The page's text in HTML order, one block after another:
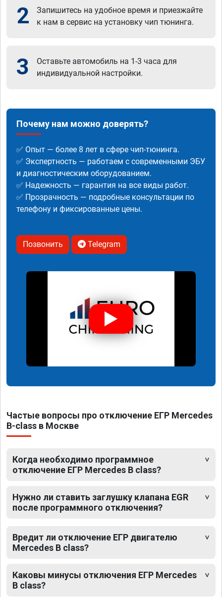
2
Запишитесь на удобное время и приезжайте
к нам в сервис на установку чип тюнинга.
3
Оставьте автомобиль на 1-3 часа для
индивидуальной настройки.
Почему нам можно доверять?
✅ Опыт — более 8 лет в сфере чип-тюнинга.
✅ Экспертность — работаем с современными ЭБУ
и диагностическим оборудованием.
✅ Надежность — гарантия на все виды работ.
✅ Прозрачность — подробные консультации по
телефону и фиксированные цены.
Позвонить Telegram
Частые вопросы про отключение ЕГР Mercedes
B-class в Москве
Когда необходимо программное
отключение ЕГР Mercedes B class?
Нужно ли ставить заглушку клапана EGR
после программного отключения?
Вредит ли отключение ЕГР двигателю
Mercedes B class?
Каковы минусы отключения ЕГР Mercedes
B class?